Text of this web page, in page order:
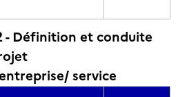
- Définition et conduite
service